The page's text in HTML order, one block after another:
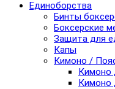
Единоборства
Бинты
Боксерские
Защита для
Капы
Кимоно /
Кимоно
Кимоно